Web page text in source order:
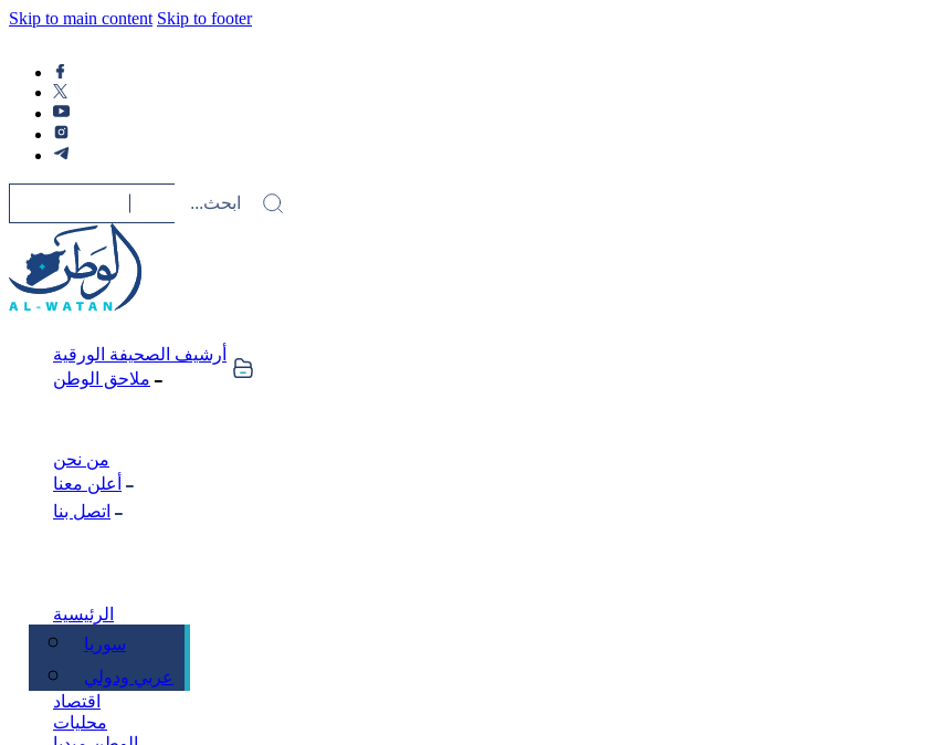
Skip to main content Skip to footer
أرشيف الصحيفة الورقية
ملاحق الوطن
من نحن
أعلن معنا
اتصل بنا
الرئيسية
سوريا
عربي ودولي
اقتصاد
محليات